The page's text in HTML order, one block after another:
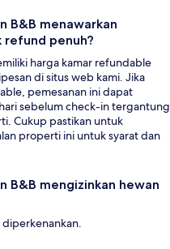
B&B menawarkan
penuh?
harga kamar refundable
di situs web kami. Jika
pemesanan ini dapat
sebelum check-in tergantung
Cukup pastikan untuk
properti ini untuk syarat dan
B&B mengizinkan hewan